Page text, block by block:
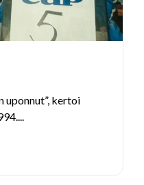
uponnut”, kertoi